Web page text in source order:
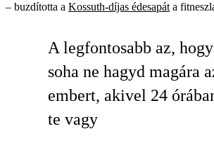
– buzdította a Kossuth-díjas édesapát a
A legfontosabb az,
soha ne hagyd magára
embert, akivel 24
te vagy